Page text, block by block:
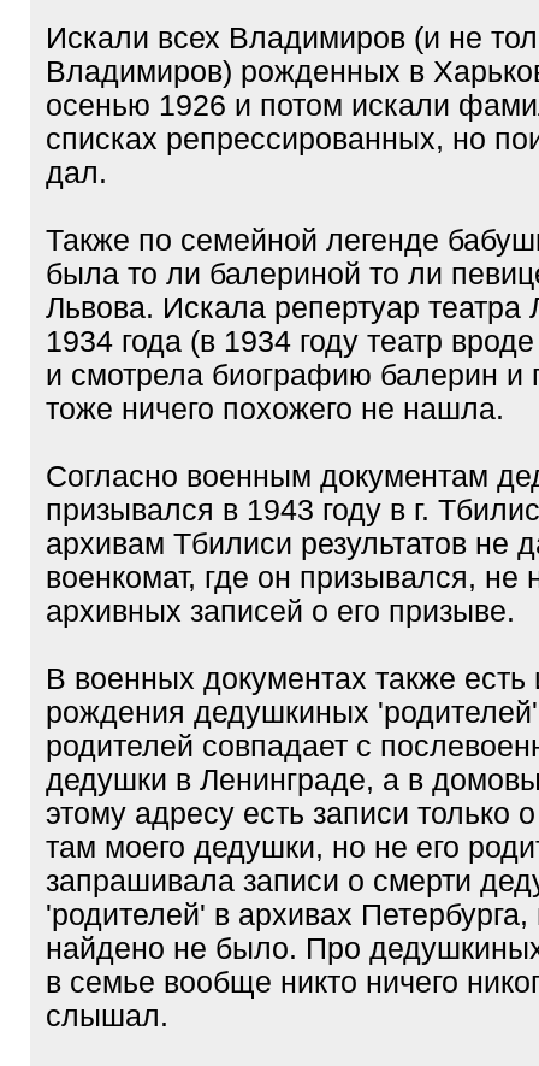
Искали всех Владимиров (и не
Владимиров) рожденных в
осенью 1926 и потом искали
списках репрессированных, но
дал.
Также по семейной легенде
была то ли балериной то ли
Львова. Искала репертуар театра
1934 года (в 1934 году театр
и смотрела биографию балерин и
тоже ничего похожего не нашла.
Согласно военным документам
призывался в 1943 году в г.
архивам Тбилиси результатов не
военкомат, где он призывался, не
архивных записей о его призыве.
В военных документах также есть
рождения дедушкиных
родителей совпадает с
дедушки в Ленинграде, а в
этому адресу есть записи только
там моего дедушки, но не его
запрашивала записи о смерти
'родителей' в архивах Петербурга,
найдено не было. Про
в семье вообще никто ничего
слышал.